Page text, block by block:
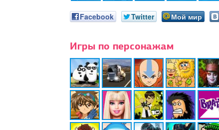
Facebook Twitter Мой мир
Игры по персонажам